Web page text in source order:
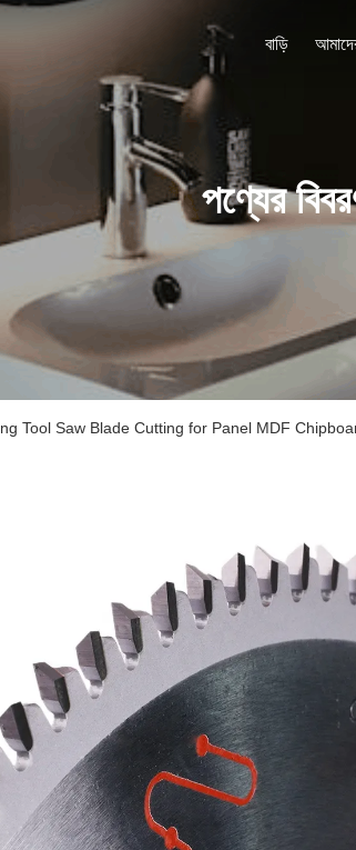
বাড়ি
পণ্যের
Tool Saw Blade Cutting for Panel MDF